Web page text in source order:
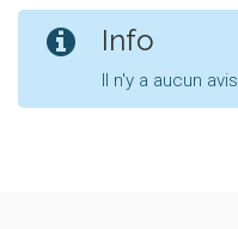
Info
Il n'y a aucun avis